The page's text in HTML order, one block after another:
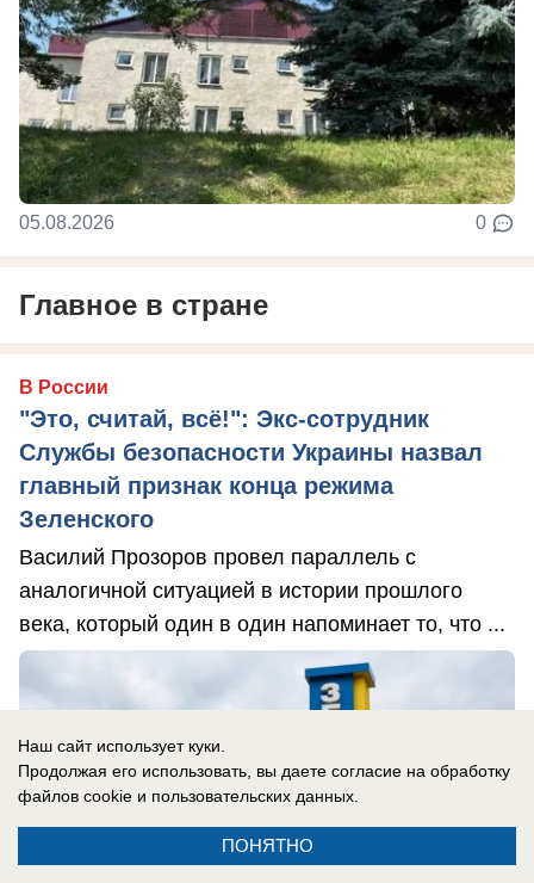
05.08.2026 0
Главное в стране
В России
"Это, считай, всё!": Экс-сотрудник
Службы безопасности Украины назвал
главный признак конца режима
Зеленского
Василий Прозоров провел параллель с
аналогичной ситуацией в истории прошлого
века, который один в один напоминает то, что ...
Наш сайт использует куки.
Продолжая его использовать, вы даете согласие на обработку
файлов cookie и пользовательских данных.
ПОНЯТНО